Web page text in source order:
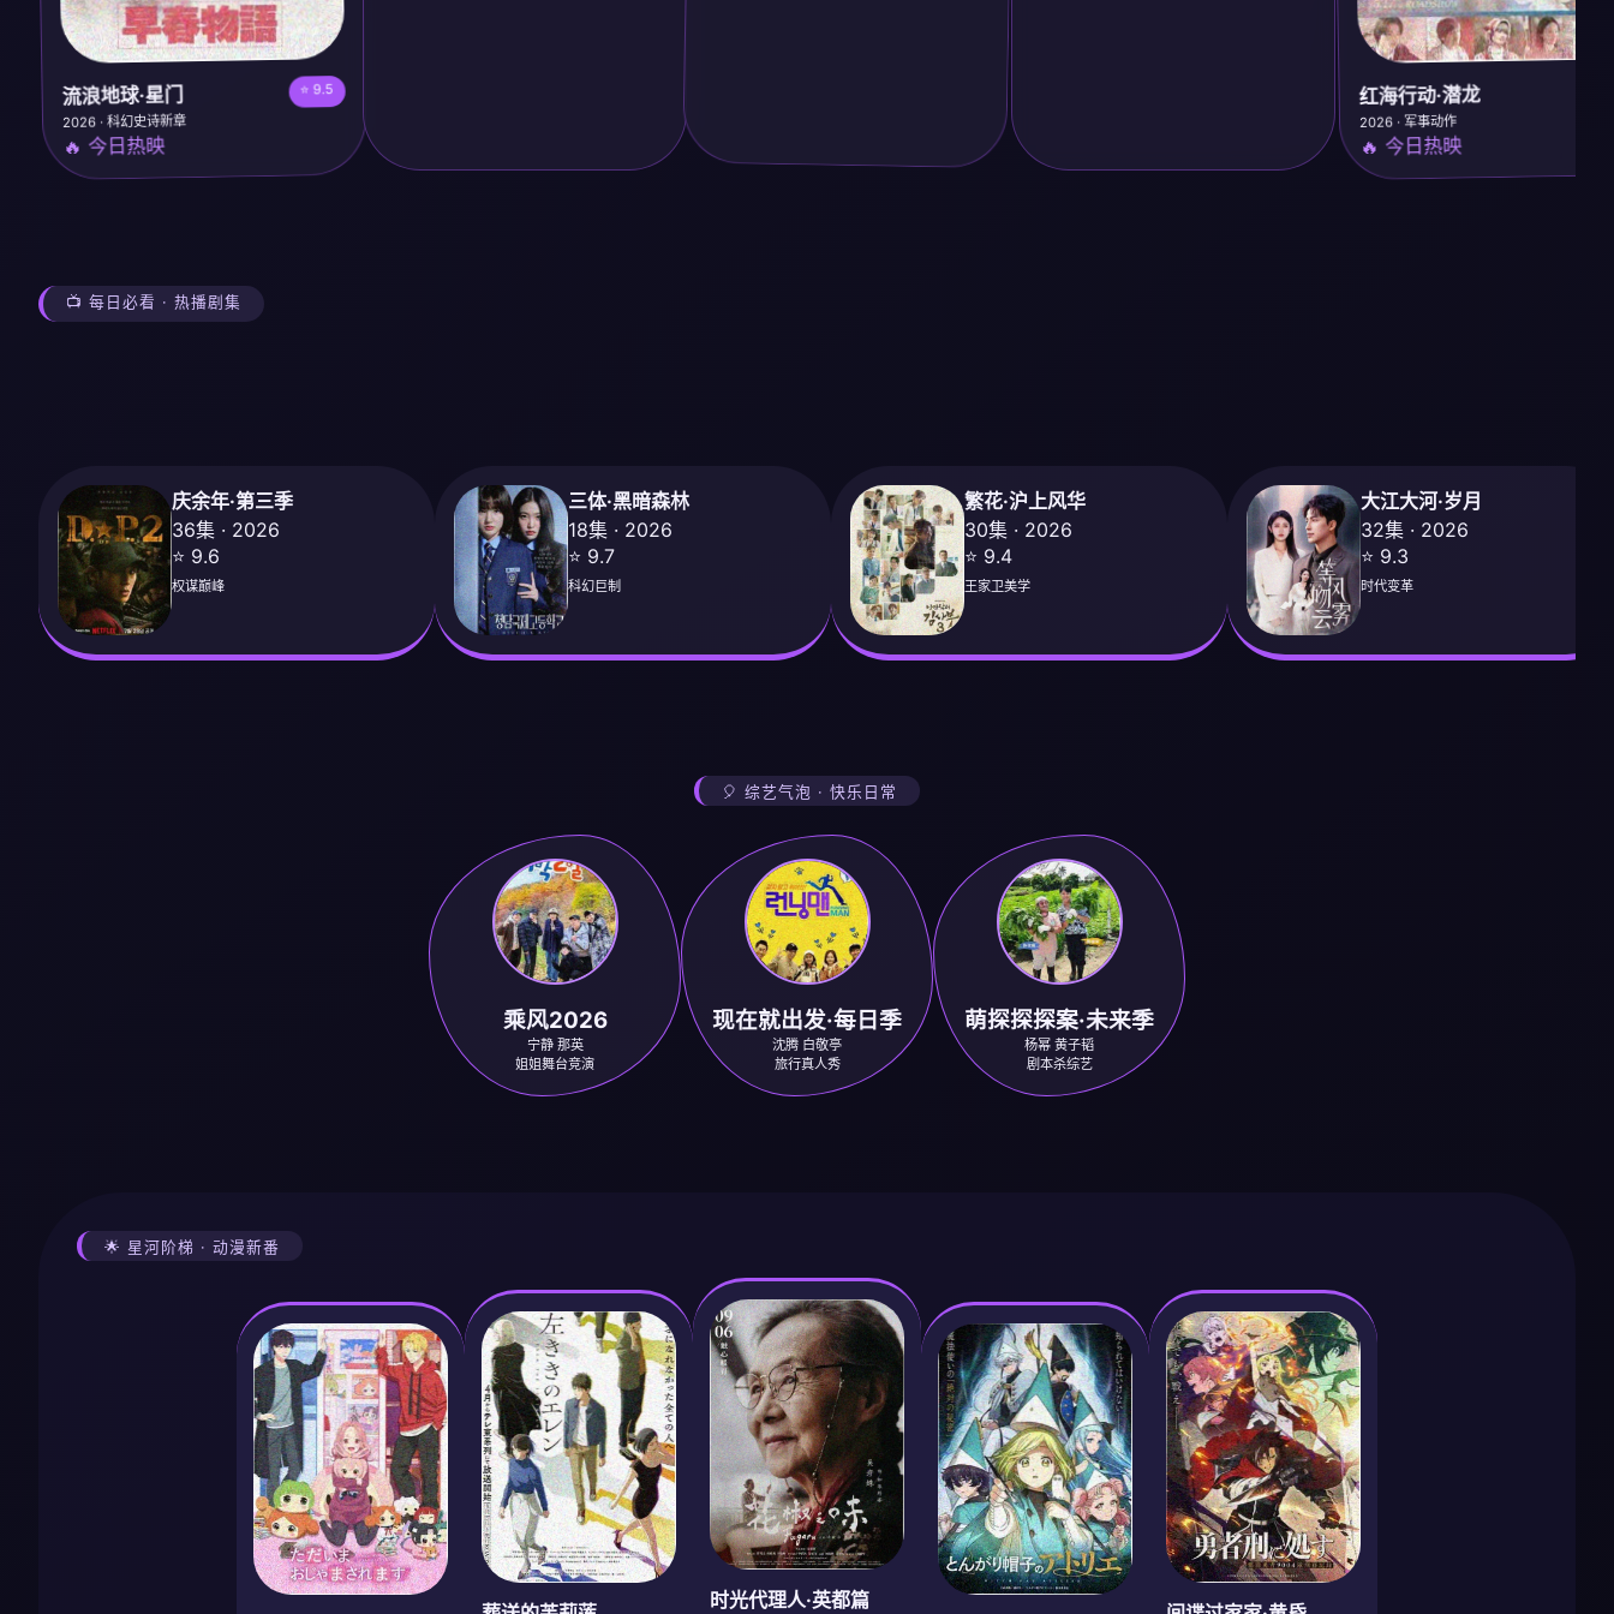
流浪地球·星门 ⭐ 9.5
2026 · 科幻史诗新章
🔥 今日热映
红海行动·潜龙
2026 · 军事动作
🔥 今日热映
📺 每日必看 · 热播剧集
庆余年·第三季
36集 · 2026
⭐ 9.6
权谋巅峰
三体·黑暗森林
18集 · 2026
⭐ 9.7
科幻巨制
繁花·沪上风华
30集 · 2026
⭐ 9.4
王家卫美学
大江大河·岁月
32集 · 2026
⭐ 9.3
时代变革
🎈 综艺气泡 · 快乐日常
乘风2026
宁静 那英
姐姐舞台竞演
现在就出发·每日季
沈腾 白敬亭
旅行真人秀
萌探探探案·未来季
杨幂 黄子韬
剧本杀综艺
🌟 星河阶梯 · 动漫新番
时光代理人·英都篇